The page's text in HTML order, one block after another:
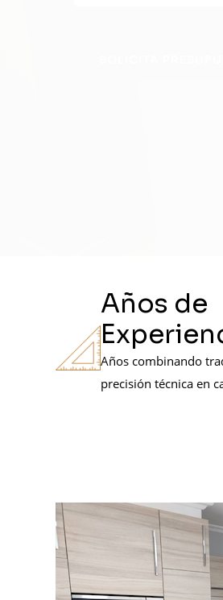
Años de
Años combinando
precisión técnica en